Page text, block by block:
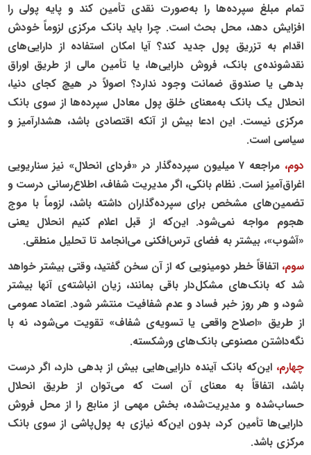
تمام مبلغ سپرده‌ها را به‌صورت نقدی تأمین کند و پایه پولی را
افزایش دهد، محل بحث است. چرا باید بانک مرکزی لزوماً خودش
اقدام به تزریق پول جدید کند؟ آیا امکان استفاده از دارایی‌های
نقدشونده‌ی بانک، فروش دارایی‌ها، یا تأمین مالی از طریق اوراق
بدهی یا صندوق ضمانت وجود ندارد؟ اصولاً در هیچ کجای دنیا،
انحلال یک بانک به‌معنای خلق پول معادل سپرده‌ها از سوی بانک
مرکزی نیست. این ادعا بیش از آنکه اقتصادی باشد، هشدارآمیز و
سیاسی است.
دوم،
مراجعه ۷ میلیون سپرده‌گذار در «فردای انحلال» نیز سناریویی
اغراق‌آمیز است. نظام بانکی، اگر مدیریت شفاف، اطلاع‌رسانی درست و
تضمین‌های مشخص برای سپرده‌گذاران داشته باشد، لزوماً با موج
هجوم مواجه نمی‌شود. این‌که از قبل اعلام کنیم انحلال یعنی
«آشوب»، بیشتر به فضای ترس‌افکنی می‌انجامد تا تحلیل منطقی.
سوم، اتفاقاً خطر دومینویی که از آن سخن گفتید، وقتی بیشتر خواهد
شد که بانک‌های مشکل‌دار باقی بمانند، زیان انباشته‌ی آنها بیشتر
شود، و هر روز خبر فساد و عدم شفافیت منتشر شود. اعتماد عمومی
از طریق «اصلاح واقعی یا تسویه‌ی شفاف» تقویت می‌شود، نه با
نگه‌داشتن مصنوعی بانک‌های ورشکسته.
چهارم، این‌که بانک آینده دارایی‌هایی بیش از بدهی دارد، اگر درست
باشد، اتفاقاً به معنای آن است که می‌توان از طریق انحلال
حساب‌شده و مدیریت‌شده، بخش مهمی از منابع را از محل فروش
دارایی‌ها تأمین کرد، بدون این‌که نیازی به پول‌پاشی از سوی بانک
مرکزی باشد.